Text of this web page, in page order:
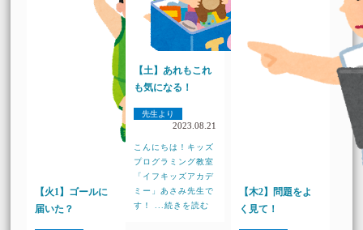
【火1】ゴールに
届いた？
【土】あれもこれ
も気になる！
先生より
2023.08.21
こんにちは！キッズ
プログラミング教室
「イフキッズアカデ
ミー」あさみ先生で
す！ ...続きを読む
【木2】問題をよ
く見て！